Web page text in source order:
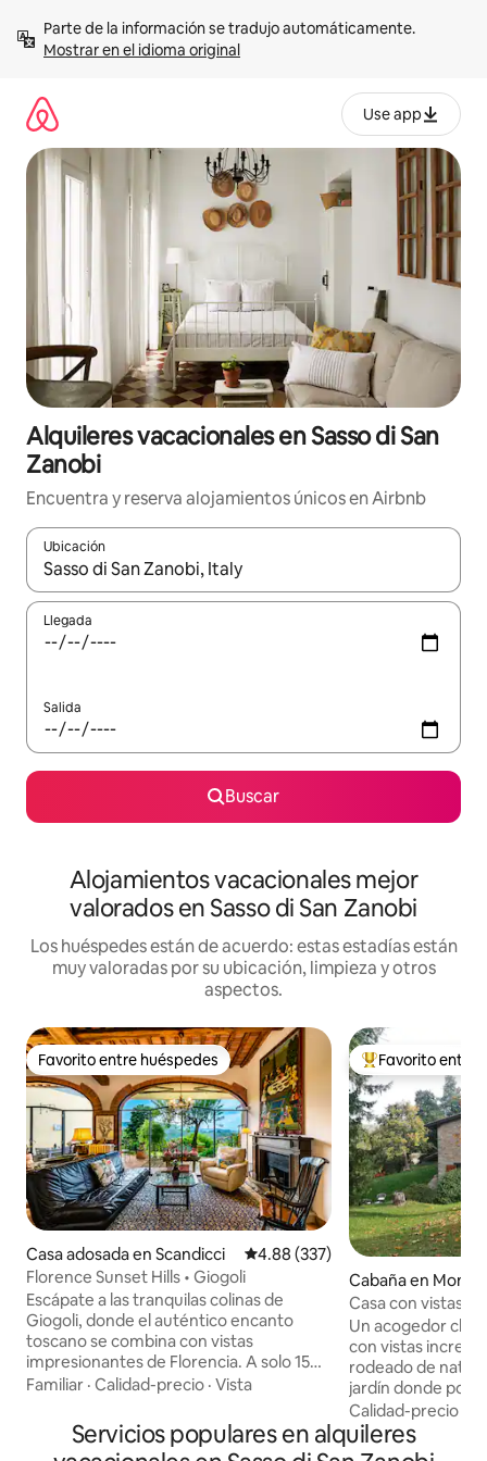
contenidoMostrar en el idioma original
Use app
Alquileres vacacionales en Sasso di San
Zanobi
Encuentra y reserva alojamientos únicos en Airbnb
Ubicación
Cuando los resultados estén disponibles, navega con las
Llegada
Salida
Buscar
Alojamientos vacacionales mejor
valorados en Sasso di San Zanobi
Los huéspedes están de acuerdo: estas estadías están
muy valoradas por su ubicación, limpieza y otros
aspectos.
Favorito entre huéspedes
Favorito entre huéspedes
Casa adosada en Scandicci Calificación promedio: 4.88 de
4.88 (337)
Florence Sunset Hills • Giogoli
Escápate a las tranquilas colinas de
Giogoli, donde el auténtico encanto
toscano se combina con vistas
impresionantes de Florencia. A solo 15
minutos del centro de la ciudad y de la
es el punto de partida perfecto para
explorar la Toscana mientras disfrutas
Familiar · Calidad-precio · Vista
Favorito entre
Favorito entre
Cabaña en
Casa con vistas
naturaleza_ 5
Un acogedor
con vistas
rodeado de
jardín donde
de las
Estaremos
planta baja, que
Calidad-precio
Servicios populares en alquileres